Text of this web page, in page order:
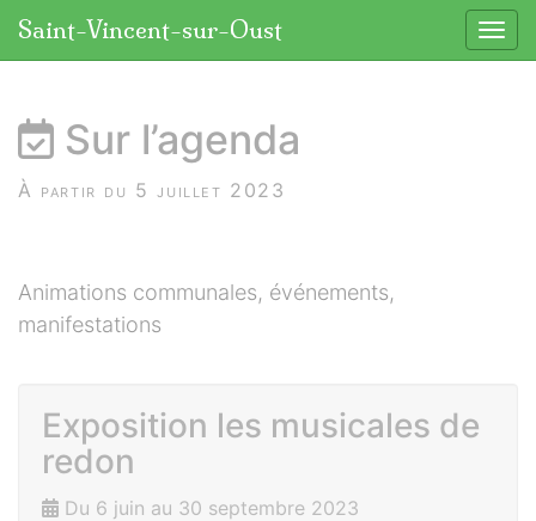
Saint-Vincent-sur-Oust
Sur l’agenda
À partir du 5 juillet 2023
Animations communales, événements,
manifestations
Exposition les musicales de
redon
Du 6 juin au 30 septembre 2023
Panneau de gestion des cookies